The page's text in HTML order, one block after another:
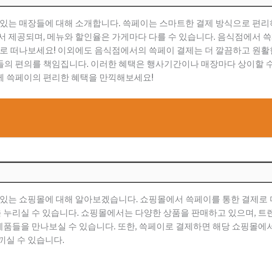
는 매장들에 대해 소개합니다. 쓱페이는 스마트한 결제 방식으로 편리
제공되며, 메뉴와 할인율은 가게마다 다를 수 있습니다. 음식점에서
떠나보세요! 이외에도 음식점에서의 쓱페이 결제는 더 깔끔하고 원활
편의를 책임집니다. 이러한 혜택은 행사기간이나 매장마다 상이할
쓱페이의 편리한 혜택을 만끽해보세요!
는 쇼핑몰에 대해 알아보겠습니다. 쇼핑몰에서 쓱페이를 통한 결제로
리실 수 있습니다. 쇼핑몰에서는 다양한 상품을 판매하고 있으며, 트
들을 만나보실 수 있습니다. 또한, 쓱페이로 결제하면 해당 쇼핑몰에
실 수 있습니다.